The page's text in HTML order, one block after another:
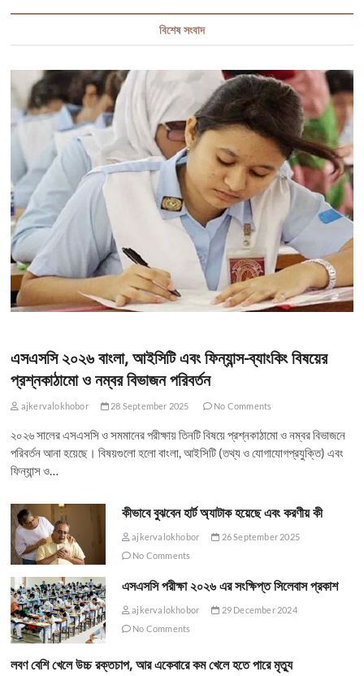
বিশেষ সংবাদ
এসএসসি ২০২৬ বাংলা, আইসিটি এবং ফিন্যান্স-ব্যাংকিং বিষয়ের
প্রশ্নকাঠামো ও নম্বর বিভাজন পরিবর্তন
ajkervalokhobor 28 September 2025 No Comments
২০২৬ সালের এসএসসি ও সমমানের পরীক্ষায় তিনটি বিষয়ে প্রশ্নকাঠামো ও নম্বর বিভাজনে
পরিবর্তন আনা হয়েছে। বিষয়গুলো হলো বাংলা, আইসিটি (তথ্য ও যোগাযোগপ্রযুক্তি) এবং
ফিন্যান্স ও…
কীভাবে বুঝবেন হার্ট অ্যাটাক হয়েছে এবং করণীয় কী
ajkervalokhobor
26 September 2025
No Comments
এসএসসি পরীক্ষা ২০২৬ এর সংক্ষিপ্ত সিলেবাস প্রকাশ
ajkervalokhobor
29 December 2024
No Comments
লবণ বেশি খেলে উচ্চ রক্তচাপ, আর একেবারে কম খেলে হতে পারে মৃত্যু